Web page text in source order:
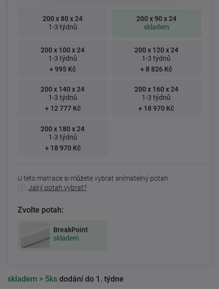
200 x 80 x 24
1-3 týdnů
200 x 90 x 24
skladem
200 x 100 x 24
1-3 týdnů
+ 995 Kč
200 x 120 x 24
1-3 týdnů
+ 8 826 Kč
200 x 140 x 24
1-3 týdnů
+ 12 777 Kč
200 x 160 x 24
1-3 týdnů
+ 18 970 Kč
200 x 180 x 24
1-3 týdnů
+ 18 970 Kč
U této matrace si můžete vybrat snímatelný potah.
Jaký potah vybrat?
Zvolte potah:
BreakPoint
skladem
skladem > 5ks dodání do 1. týdne